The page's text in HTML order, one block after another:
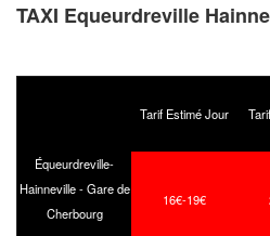
TAXI Equeurdreville
Tarif Estimé Jour
Équeurdreville-
Hainneville - Gare de
Cherbourg
16€-19€